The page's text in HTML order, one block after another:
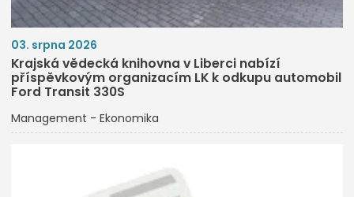
03. srpna 2026
Krajská vědecká knihovna v Liberci nabízí
příspěvkovým organizacím LK k odkupu automobil
Ford Transit 330S
Management - Ekonomika